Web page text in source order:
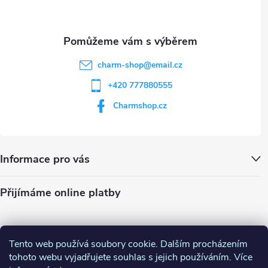
Tento web používá soubory cookie. Dalším procházením
tohoto webu vyjadřujete souhlas s jejich používáním. Více
charm-shop@email.cz
+420 777880555
Charmshop.cz
Informace pro vás
Přijímáme online platby